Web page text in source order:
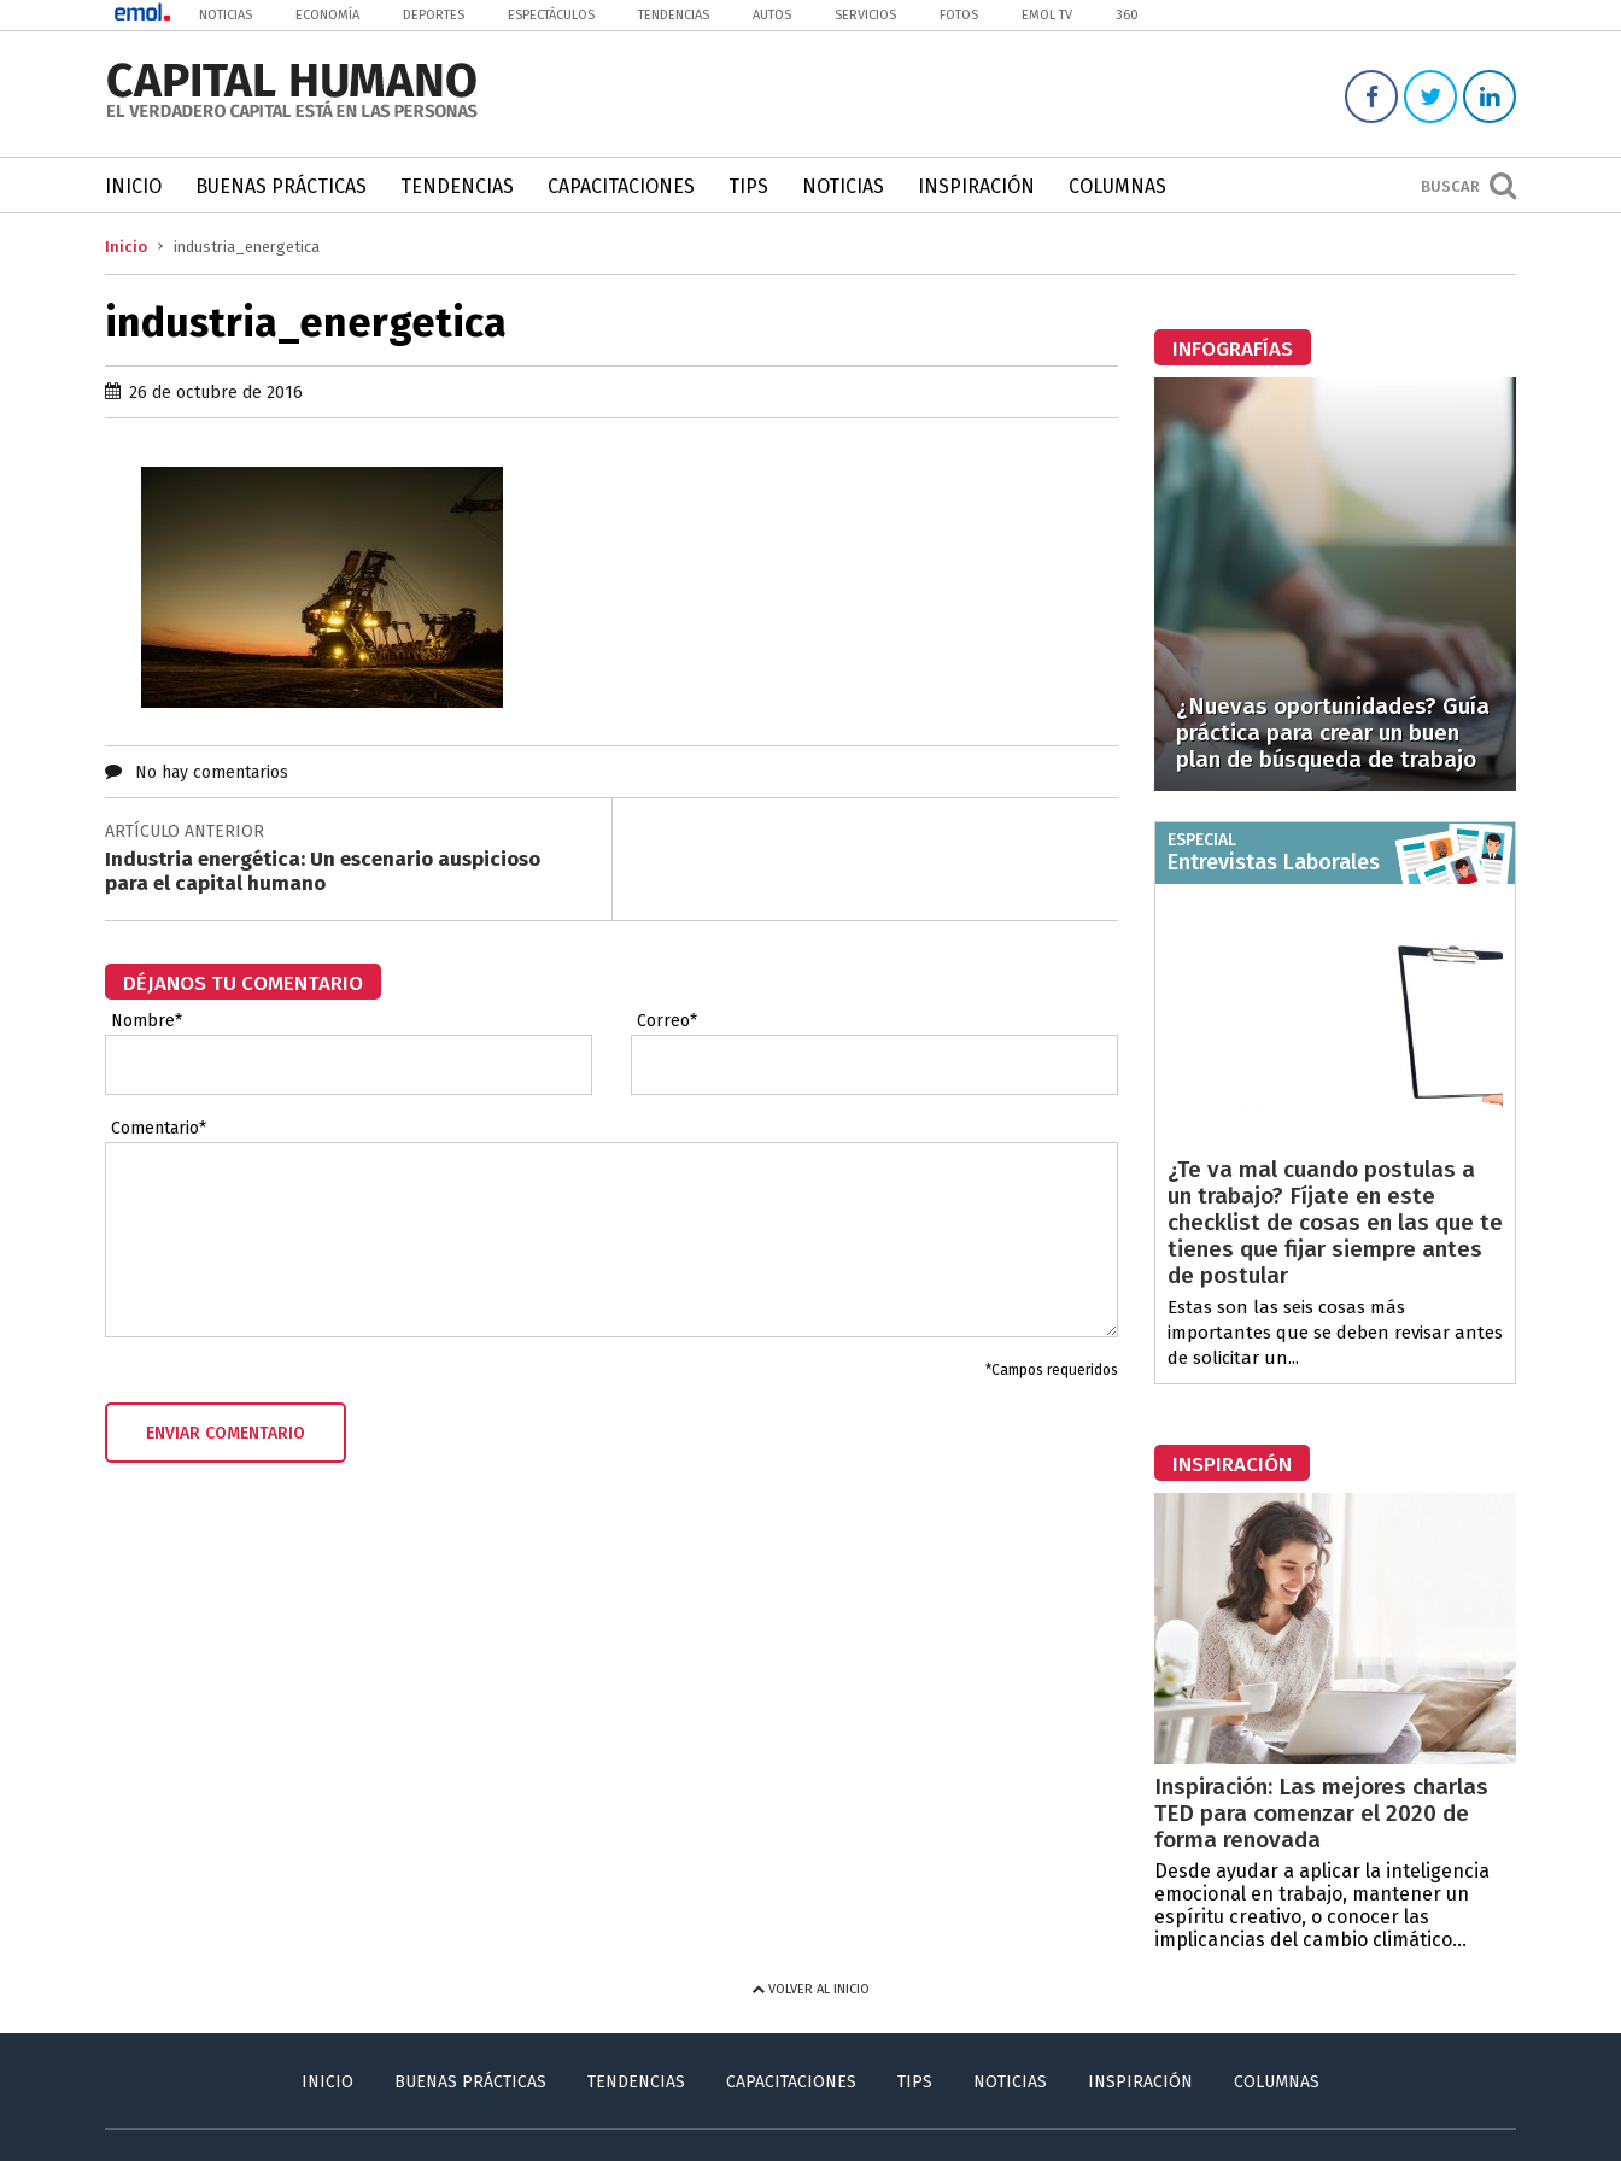
NOTICIAS ECONOMÍA DEPORTES ESPECTÁCULOS TENDENCIAS AUTOS SERVICIOS FOTOS EMOL TV 360
BUSCAR
INICIO BUENAS PRÁCTICAS TENDENCIAS CAPACITACIONES TIPS NOTICIAS INSPIRACIÓN COLUMNAS
Inicio industria_energetica
industria_energetica
26 de octubre de 2016
No hay comentarios
ARTÍCULO ANTERIOR
Industria energética: Un escenario auspicioso
para el capital humano
DÉJANOS TU COMENTARIO
Nombre* Correo*
Comentario*
*Campos requeridos
INFOGRAFÍAS
¿Nuevas oportunidades? Guía
práctica para crear un buen
plan de búsqueda de trabajo
ESPECIAL
Entrevistas Laborales
¿Te va mal cuando postulas a
un trabajo? Fíjate en este
checklist de cosas en las que te
tienes que fijar siempre antes
de postular
Estas son las seis cosas más
importantes que se deben revisar antes
de solicitar un...
INSPIRACIÓN
Inspiración: Las mejores charlas
TED para comenzar el 2020 de
forma renovada
Desde ayudar a aplicar la inteligencia
emocional en trabajo, mantener un
espíritu creativo, o conocer las
implicancias del cambio climático...
VOLVER AL INICIO
INICIO BUENAS PRÁCTICAS TENDENCIAS CAPACITACIONES TIPS NOTICIAS INSPIRACIÓN COLUMNAS